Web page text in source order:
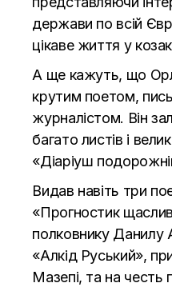
держави по всій
цікаве життя у
А ще кажуть, що
крутим поетом,
журналістом. Він
багато листів і
«Діаріуш
Видав навіть три
«Прогностик
полковнику Данилу
«Алкід Руський»,
Мазепі, та на честь